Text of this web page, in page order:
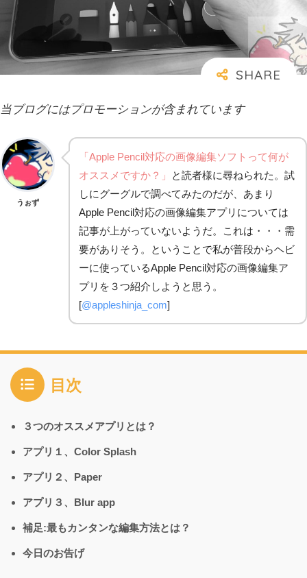
当ブログにはプロモーションが含まれています
うぉず
「Apple Pencil対応の画像編集ソフトって何が
オススメですか？」
と読者様に尋ねられた。試
しにグーグルで調べてみたのだが、あまり
Apple Pencil対応の画像編集アプリについては
記事が上がっていないようだ。これは・・・需
要がありそう。ということで私が普段からヘビ
ーに使っているApple Pencil対応の画像編集ア
プリを３つ紹介しようと思う。
[@appleshinja_com]
目次
３つのオススメアプリとは？
アプリ１、Color Splash
アプリ２、Paper
アプリ３、Blur app
補足:最もカンタンな編集方法とは？
今日のお告げ